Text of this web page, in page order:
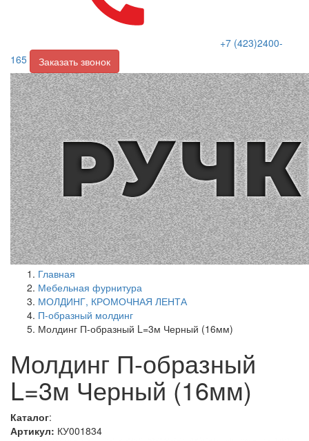
+7 (423)2400-
165
Заказать звонок
Главная
Мебельная фурнитура
МОЛДИНГ, КРОМОЧНАЯ ЛЕНТА
П-образный молдинг
Молдинг П-образный L=3м Черный (16мм)
Молдинг П-образный
L=3м Черный (16мм)
Каталог:
Артикул: КУ001834